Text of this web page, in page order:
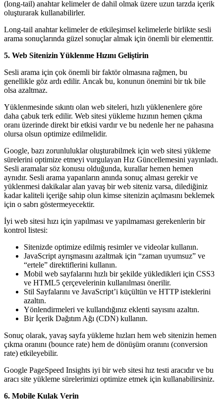
(long-tail) anahtar kelimeler de dahil olmak üzere uzun tarzda içerik
oluşturarak kullanabilirler.
Long-tail anahtar kelimeler de etkileşimsel kelimelerle birlikte sesli
arama sonuçlarında güzel sonuçlar almak için önemli bir elementtir.
5. Web Sitenizin Yüklenme Hızını Geliştirin
Sesli arama için çok önemli bir faktör olmasına rağmen, bu
genellikle göz ardı edilir. Ancak bu, konunun önemini bir tık bile
olsa azaltmaz.
Yüklenmesinde sıkıntı olan web siteleri, hızlı yüklenenlere göre
daha çabuk terk edilir. Web sitesi yükleme hızının hemen çıkma
oranı üzerinde direkt bir etkisi vardır ve bu nedenle her ne pahasına
olursa olsun optimize edilmelidir.
Google, bazı zorunluluklar oluşturabilmek için web sitesi yükleme
sürelerini optimize etmeyi vurgulayan Hız Güncellemesini yayınladı.
Sesli aramalar söz konusu olduğunda, kurallar hemen hemen
aynıdır. Sesli arama yapanların anında sonuç alması gerekir ve
yüklenmesi dakikalar alan yavaş bir web siteniz varsa, dilediğiniz
kadar kaliteli içeriğe sahip olun kimse sitenizin açılmasını beklemek
için o sabrı göstermeyecektir.
İyi web sitesi hızı için yapılması ve yapılmaması gerekenlerin bir
kontrol listesi:
Sitenizde optimize edilmiş resimler ve videolar kullanın.
JavaScript ayrışmasını azaltmak için “zaman uyumsuz” ve
“ertele” direktiflerini kullanın.
Mobil web sayfalarını hızlı bir şekilde yükledikleri için CSS3
ve HTML5 çerçevelerinin kullanılması önerilir.
Stil Sayfalarını ve JavaScript’i küçültün ve HTTP isteklerini
azaltın.
Yönlendirmeleri ve kullandığınız eklenti sayısını azaltın.
Bir İçerik Dağıtım Ağı (CDN) kullanın.
Sonuç olarak, yavaş sayfa yükleme hızları hem web sitenizin hemen
çıkma oranını (bounce rate) hem de dönüşüm oranını (conversion
rate) etkileyebilir.
Google PageSpeed Insights iyi bir web sitesi hız testi aracıdır ve bu
aracı site yükleme sürelerimizi optimize etmek için kullanabilirsiniz.
6. Mobile Kulak Verin